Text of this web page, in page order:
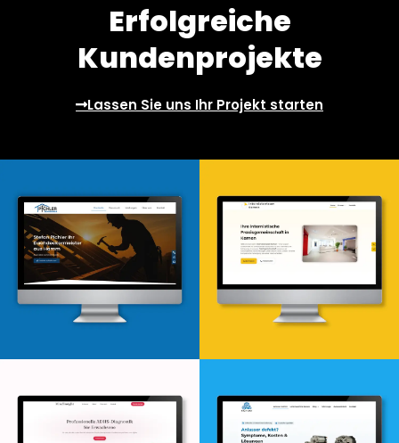
Erfolgreiche
Kundenprojekte
Lassen Sie uns Ihr Projekt starten
Webdesign & -entwicklung Webdesign & -entwicklung